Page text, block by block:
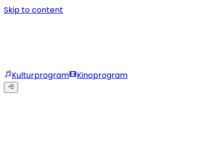
Skip to content
Kulturprogram Kinoprogram